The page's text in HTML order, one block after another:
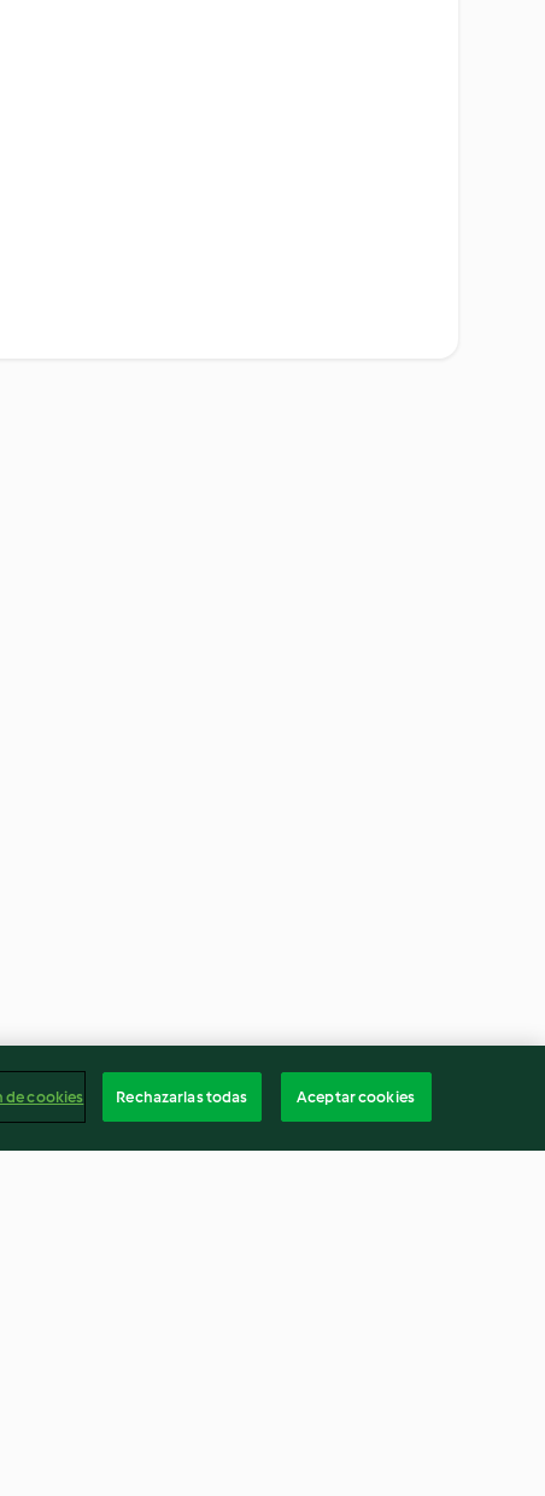
cookies Rechazarlas todas Aceptar cookies